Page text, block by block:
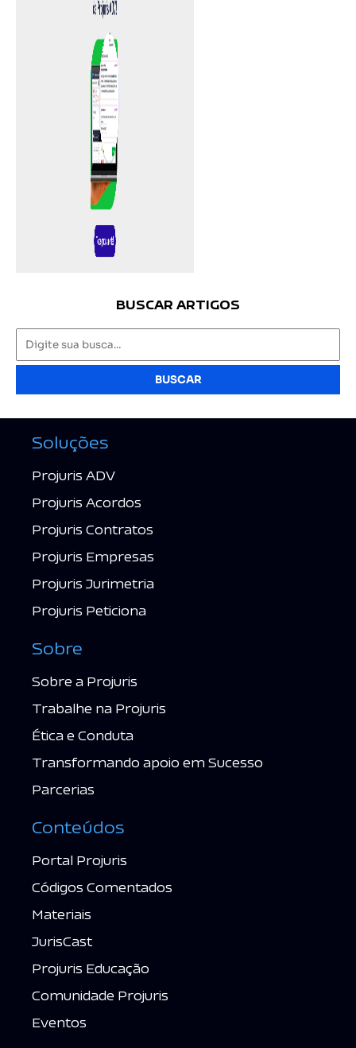
BUSCAR ARTIGOS
BUSCAR
Soluções
Projuris ADV
Projuris Acordos
Projuris Contratos
Projuris Empresas
Projuris Jurimetria
Projuris Peticiona
Sobre
Sobre a Projuris
Trabalhe na Projuris
Ética e Conduta
Transformando apoio em Sucesso
Parcerias
Conteúdos
Portal Projuris
Códigos Comentados
Materiais
JurisCast
Projuris Educação
Comunidade Projuris
Eventos